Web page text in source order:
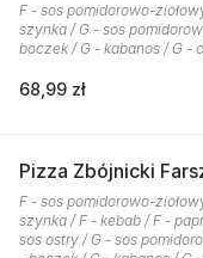
F - sos pomidorowo-
szynka / G - sos
boczek / G - kabanos / G -
68,99 zł
Pizza Zbójnicki
F - sos pomidorowo-
szynka / F - kebab / F -
sos ostry / G - sos